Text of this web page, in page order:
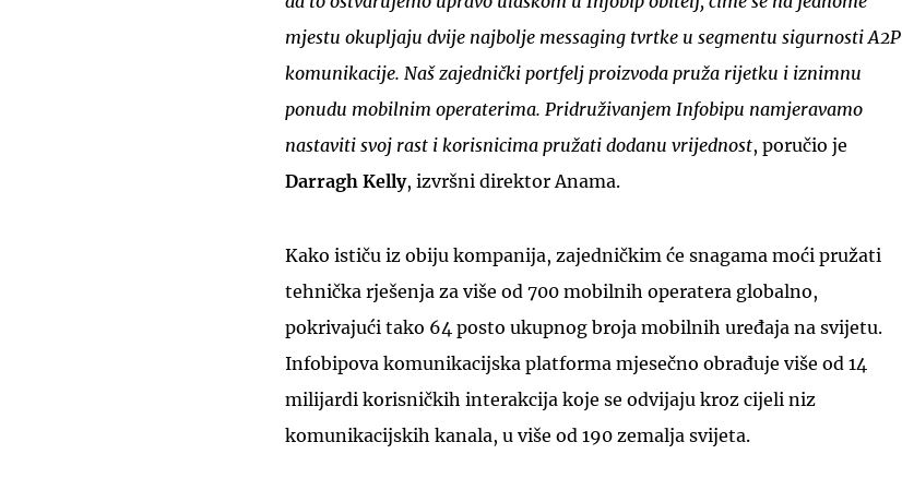
mjestu okupljaju dvije najbolje messaging tvrtke u segmentu sigurnosti A2P
komunikacije. Naš zajednički portfelj proizvoda pruža rijetku i iznimnu
ponudu mobilnim operaterima. Pridruživanjem Infobipu namjeravamo
nastaviti svoj rast i korisnicima pružati dodanu vrijednost, poručio je
Darragh Kelly, izvršni direktor Anama.
Kako ističu iz obiju kompanija, zajedničkim će snagama moći pružati
tehnička rješenja za više od 700 mobilnih operatera globalno,
pokrivajući tako 64 posto ukupnog broja mobilnih uređaja na svijetu.
Infobipova komunikacijska platforma mjesečno obrađuje više od 14
milijardi korisničkih interakcija koje se odvijaju kroz cijeli niz
komunikacijskih kanala, u više od 190 zemalja svijeta.